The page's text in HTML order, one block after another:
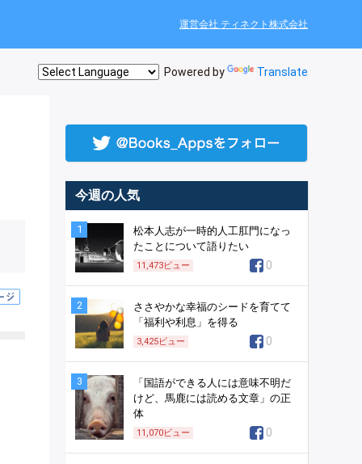
運営会社 ティネクト株式会社
Powered by Translate
今週の人気
1
松本人志が一時的人工肛門になっ
たことについて語りたい
11,473ビュー 0
2
ささやかな幸福のシードを育てて
「福利や利息」を得る
3,425ビュー 0
3
「国語ができる人には意味不明だ
けど、馬鹿には読める文章」の正
体
11,070ビュー 0